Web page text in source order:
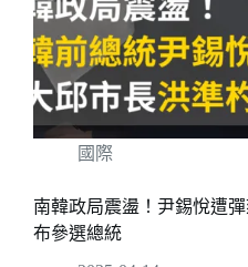
國際
南韓政局震盪！尹錫悅遭
布參選總統